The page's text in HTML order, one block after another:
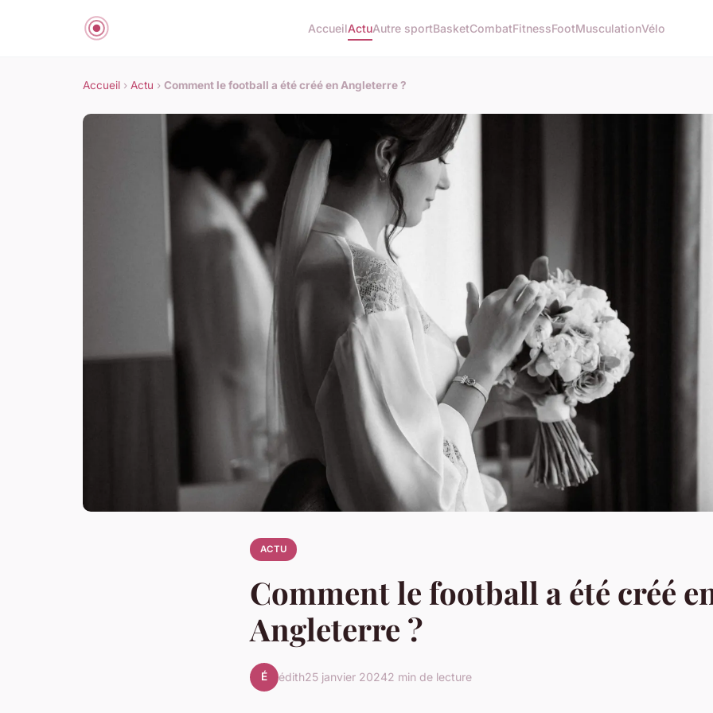
AccueilActuAutre sportBasketCombatFitnessFootMusculationVélo
Accueil › Actu › Comment le football a été créé en Angleterre ?
ACTU
Comment le football a été créé
Angleterre ?
É édith25 janvier 20242 min de lecture